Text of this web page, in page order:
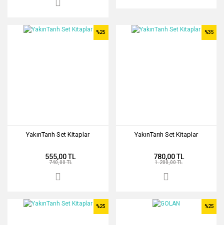
YakınTarıh Set Kitaplar
%25
555,00 TL
740,00 TL
YakınTarıh Set Kitaplar
%35
780,00 TL
1.200,00 TL
%25 %25